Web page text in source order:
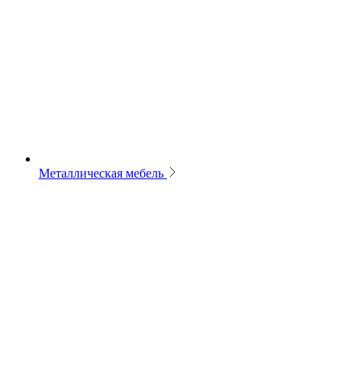
Металлическая мебель